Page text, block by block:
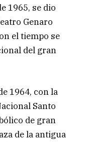
1965, se dio
Genaro
el tiempo se
del gran
1964, con la
Santo
de gran
de la antigua